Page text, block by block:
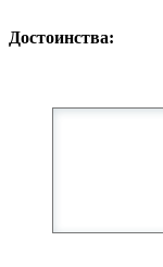
Достоинства: